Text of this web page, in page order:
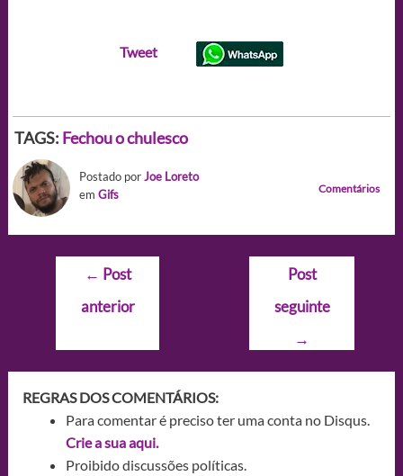
Tweet
TAGS: Fechou o chulesco
Postado porJoe Loreto
em Gifs Comentários
Navegação
Post
← Post
anterior
Post
seguinte
→
REGRAS DOS COMENTÁRIOS:
Para comentar é preciso ter uma conta no Disqus.
Crie a sua aqui.
Proibido discussões políticas.